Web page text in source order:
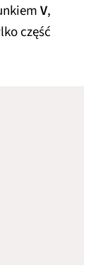
V,
część